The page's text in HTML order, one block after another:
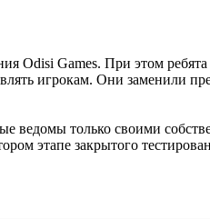
Odisi Games. При этом
игрокам. Они заменили
ведомы только своими
этапе закрытого